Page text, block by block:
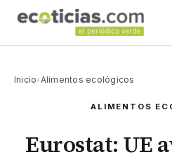
Inicio›Alimentos ecológicos
ALIMENTOS
Eurostat: UE